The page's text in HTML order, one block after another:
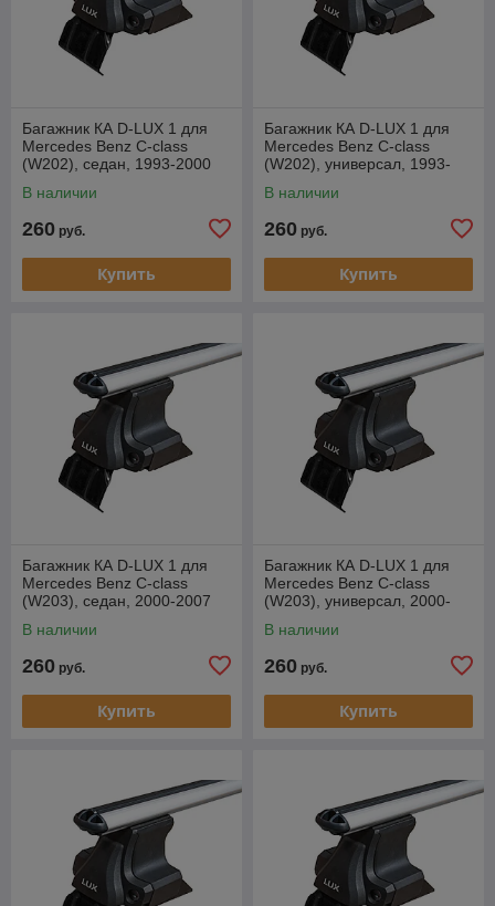
Багажник КА D-LUX 1 для
Mercedes Benz C-class
(W202), седан, 1993-2000
В наличии
260 руб.
Купить
Багажник КА D-LUX 1 для
Mercedes Benz C-class
(W202), универсал, 1993-
В наличии
260 руб.
Купить
Багажник КА D-LUX 1 для
Mercedes Benz C-class
(W203), седан, 2000-2007
В наличии
260 руб.
Купить
Багажник КА D-LUX 1 для
Mercedes Benz C-class
(W203), универсал, 2000-
В наличии
260 руб.
Купить